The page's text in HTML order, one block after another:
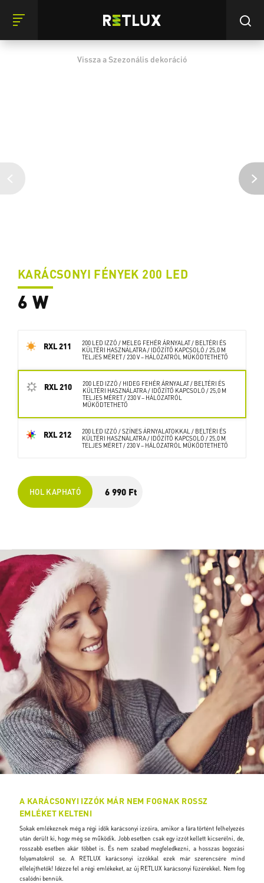
Vissza a Szezonális dekoráció
KARÁCSONYI FÉNYEK 200 LED
6 W
RXL 211
200 LED IZZÓ / MELEG FEHÉR ÁRNYALAT / BELTÉRI ÉS
KÜLTÉRI HASZNÁLATRA / IDŐZÍTŐ KAPCSOLÓ / 25,0 M
TELJES MÉRET / 230 V – HÁLÓZATRÓL MŰKÖDTETHETŐ
RXL 210
200 LED IZZÓ / HIDEG FEHÉR ÁRNYALAT / BELTÉRI ÉS
KÜLTÉRI HASZNÁLATRA / IDŐZÍTŐ KAPCSOLÓ / 25,0 M
TELJES MÉRET / 230 V – HÁLÓZATRÓL
MŰKÖDTETHETŐ
RXL 212
200 LED IZZÓ / SZÍNES ÁRNYALATOKKAL / BELTÉRI ÉS
KÜLTÉRI HASZNÁLATRA / IDŐZÍTŐ KAPCSOLÓ / 25,0 M
TELJES MÉRET / 230 V – HÁLÓZATRÓL MŰKÖDTETHETŐ
HOL KAPHATÓ 6 990 Ft
A KARÁCSONYI IZZÓK MÁR NEM FOGNAK ROSSZ
EMLÉKET KELTENI
Sokak emlékeznek még a régi idők karácsonyi izzóira, amikor a fára történt felhelyezés
után derült ki, hogy még se működik. Jobb esetben csak egy izzót kellett kicserélni, de,
rosszabb esetben akár többet is. És nem szabad megfeledkezni, a hosszas bogozási
folyamatokról se. A RETLUX karácsonyi izzókkal ezek már szerencsére mind
elfelejthetők! Idézze fel a régi emlékeket, az új RETLUX karácsonyi füzérekkel. Nem fog
csalódni bennük.